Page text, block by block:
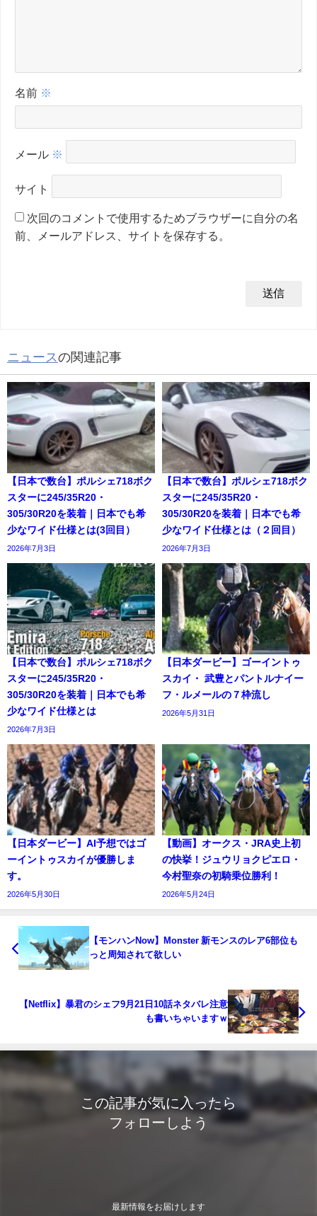
名前 ※
メール ※
サイト
次回のコメントで使用するためブラウザーに自分の名
前、メールアドレス、サイトを保存する。
ニュースの関連記事
【日本で数台】ポルシェ718ボク
スターに245/35R20・
305/30R20を装着｜日本でも希
少なワイド仕様とは(3回目）
2026年7月3日
【日本で数台】ポルシェ718ボク
スターに245/35R20・
305/30R20を装着｜日本でも希
少なワイド仕様とは（２回目）
2026年7月3日
【日本で数台】ポルシェ718ボク
スターに245/35R20・
305/30R20を装着｜日本でも希
少なワイド仕様とは
2026年7月3日
【日本ダービー】ゴーイントゥ
スカイ・ 武豊とパントルナイー
フ・ルメールの７枠流し
2026年5月31日
【日本ダービー】AI予想ではゴ
ーイントゥスカイが優勝しま
す。
2026年5月30日
【動画】オークス・JRA史上初
の快挙！ジュウリョクピエロ・
今村聖奈の初騎乗位勝利！
2026年5月24日
【モンハンNow】Monster 新モンスのレア6部位も
っと周知されて欲しい
【Netflix】暴君のシェフ9月21日10話ネタバレ注意
も書いちゃいますｗ
この記事が気に入ったら
フォローしよう
最新情報をお届けします